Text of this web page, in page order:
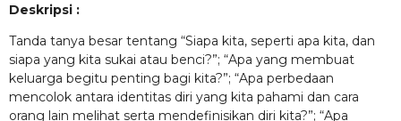
Deskripsi :
Tanda tanya besar tentang “Siapa kita, seperti apa kita, dan
siapa yang kita sukai atau benci?”; “Apa yang membuat
keluarga begitu penting bagi kita?”; “Apa perbedaan
mencolok antara identitas diri yang kita pahami dan cara
orang lain melihat serta mendefinisikan diri kita?”; “Apa